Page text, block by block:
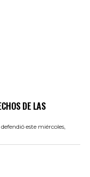
DE LAS
este miércoles,